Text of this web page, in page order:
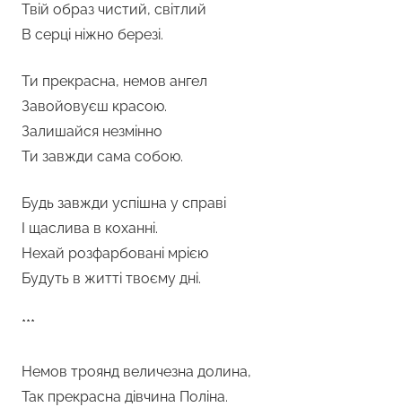
Твій образ чистий, світлий
В серці ніжно березі.
Ти прекрасна, немов ангел
Завойовуєш красою.
Залишайся незмінно
Ти завжди сама собою.
Будь завжди успішна у справі
І щаслива в коханні.
Нехай розфарбовані мрією
Будуть в житті твоєму дні.
***
Немов троянд величезна долина,
Так прекрасна дівчина Поліна.